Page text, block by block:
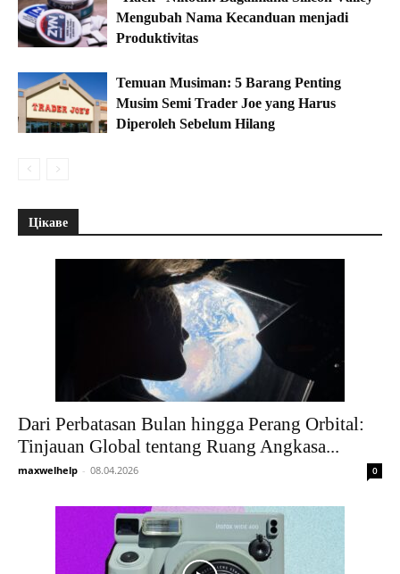
Mengubah Nama Kecanduan menjadi
Produktivitas
Temuan Musiman: 5 Barang Penting
Musim Semi Trader Joe yang Harus
Diperoleh Sebelum Hilang
Цікаве
Dari Perbatasan Bulan hingga Perang Orbital:
Tinjauan Global tentang Ruang Angkasa...
maxwelhelp - 08.04.2026 0